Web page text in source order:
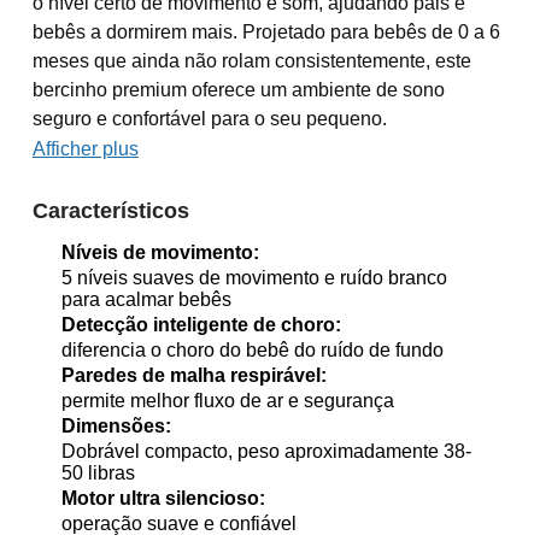
bebês a dormirem mais. Projetado para bebês de 0 a 6
meses que ainda não rolam consistentemente, este
bercinho premium oferece um ambiente de sono
seguro e confortável para o seu pequeno.
Afficher plus
Característicos
Níveis de movimento:
5 níveis suaves de movimento e ruído branco
para acalmar bebês
Detecção inteligente de choro:
diferencia o choro do bebê do ruído de fundo
Paredes de malha respirável:
permite melhor fluxo de ar e segurança
Dimensões:
Dobrável compacto, peso aproximadamente 38-
50 libras
Motor ultra silencioso:
operação suave e confiável